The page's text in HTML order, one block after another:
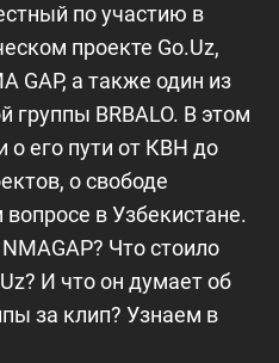
по участию в
проекте Go.Uz,
GAP, а также один из
группы BRBALO. В этом
о его пути от КВН до
о свободе
в Узбекистане.
Что стоило
И что он думает об
за клип? Узнаем в